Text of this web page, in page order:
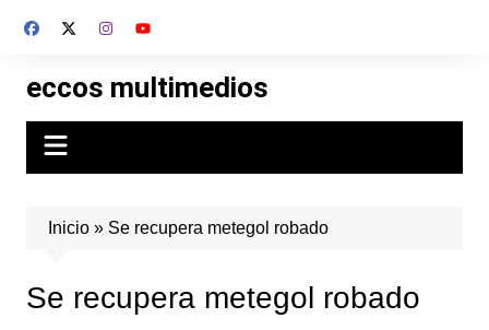
eccos multimedios
Inicio» Se recupera metegol robado
Se recupera metegol robado